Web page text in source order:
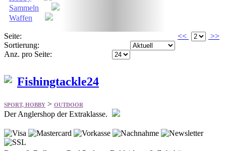
Seite:
Sortierung:
Fishingtackle24
SPORT, HOBBY>OUTDOOR
Der Anglershop der Extraklasse.
Ruten & Rollen Rod Pods Bekleidung & Zubehör
Bissanzeiger Boote & Zubehör Zelte & Zubehör Bücher
& Videos Chairs & Bedchairs Drop Shot Echolot